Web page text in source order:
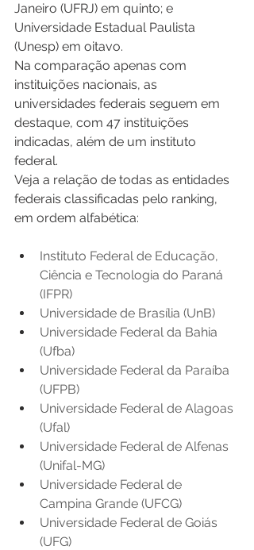
Janeiro (UFRJ) em quinto; e
Universidade Estadual Paulista
(Unesp) em oitavo.
Na comparação apenas com
instituições nacionais, as
universidades federais seguem em
destaque, com 47 instituições
indicadas, além de um instituto
federal.
Veja a relação de todas as entidades
federais classificadas pelo ranking,
em ordem alfabética:
Instituto Federal de Educação,
Ciência e Tecnologia do Paraná
(IFPR)
Universidade de Brasília (UnB)
Universidade Federal da Bahia
(Ufba)
Universidade Federal da Paraíba
(UFPB)
Universidade Federal de Alagoas
(Ufal)
Universidade Federal de Alfenas
(Unifal-MG)
Universidade Federal de
Campina Grande (UFCG)
Universidade Federal de Goiás
(UFG)